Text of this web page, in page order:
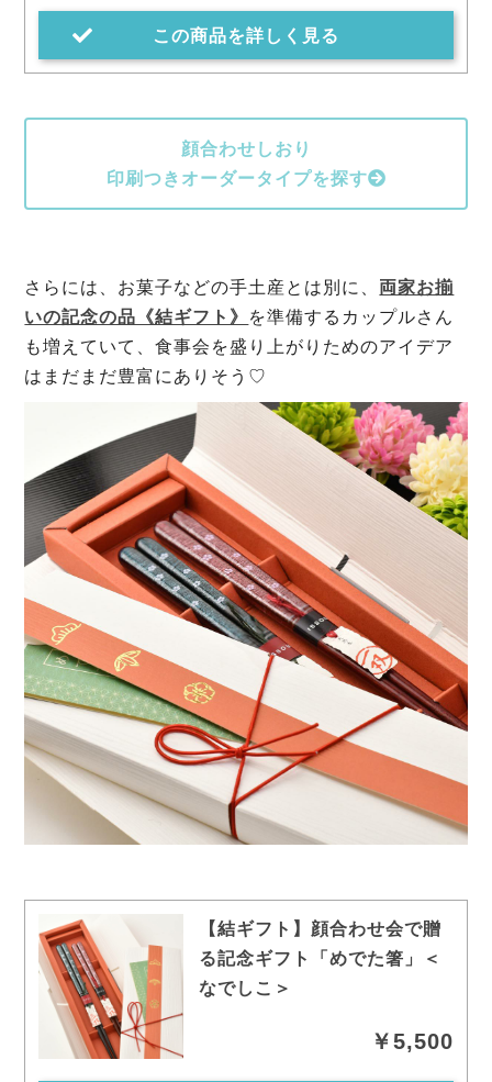
この商品を詳しく見る
顔合わせしおり
印刷つきオーダータイプを探す
さらには、お菓子などの手土産とは別に、 両家お揃
いの記念の品《結ギフト》 を準備するカップルさん
も増えていて、食事会を盛り上がりためのアイデア
はまだまだ豊富にありそう♡
【結ギフト】顔合わせ会で贈
る記念ギフト「めでた箸」＜
なでしこ＞
￥5,500